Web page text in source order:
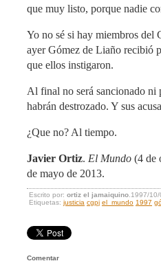
que muy listo, porque nadie
Yo no sé si hay miembros del
ayer Gómez de Liaño recibió
que ellos instigaron.
Al final no será sancionado ni
habrán destrozado. Y sus
¿Que no? Al tiempo.
Javier Ortiz. El Mundo (4 de
de mayo de 2013.
Escrito por: ortiz el jamaiquino .1997/
Etiquetas: justicia cgpj el_mundo 1997
Comentar